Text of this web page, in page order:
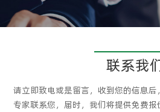
联系我
请立即致电或是留言，收到您的信息
专家联系您，届时，我们将提供免费